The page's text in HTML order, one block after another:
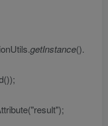
getInstance().
"result");